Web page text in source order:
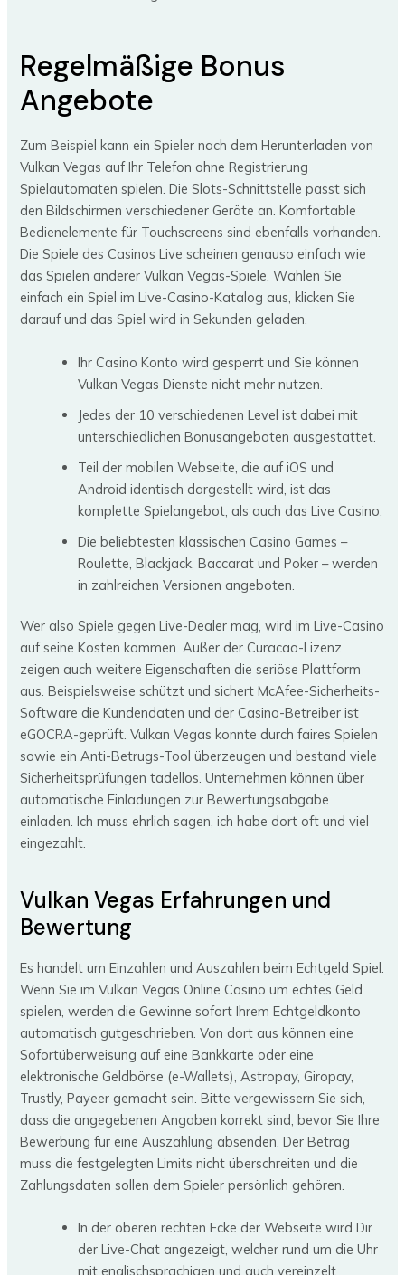
Regelmäßige Bonus
Angebote
Zum Beispiel kann ein Spieler nach dem Herunterladen von
Vulkan Vegas auf Ihr Telefon ohne Registrierung
Spielautomaten spielen. Die Slots-Schnittstelle passt sich
den Bildschirmen verschiedener Geräte an. Komfortable
Bedienelemente für Touchscreens sind ebenfalls vorhanden.
Die Spiele des Casinos Live scheinen genauso einfach wie
das Spielen anderer Vulkan Vegas-Spiele. Wählen Sie
einfach ein Spiel im Live-Casino-Katalog aus, klicken Sie
darauf und das Spiel wird in Sekunden geladen.
Ihr Casino Konto wird gesperrt und Sie können
Vulkan Vegas Dienste nicht mehr nutzen.
Jedes der 10 verschiedenen Level ist dabei mit
unterschiedlichen Bonusangeboten ausgestattet.
Teil der mobilen Webseite, die auf iOS und
Android identisch dargestellt wird, ist das
komplette Spielangebot, als auch das Live Casino.
Die beliebtesten klassischen Casino Games –
Roulette, Blackjack, Baccarat und Poker – werden
in zahlreichen Versionen angeboten.
Wer also Spiele gegen Live-Dealer mag, wird im Live-Casino
auf seine Kosten kommen. Außer der Curacao-Lizenz
zeigen auch weitere Eigenschaften die seriöse Plattform
aus. Beispielsweise schützt und sichert McAfee-Sicherheits-
Software die Kundendaten und der Casino-Betreiber ist
eGOCRA-geprüft. Vulkan Vegas konnte durch faires Spielen
sowie ein Anti-Betrugs-Tool überzeugen und bestand viele
Sicherheitsprüfungen tadellos. Unternehmen können über
automatische Einladungen zur Bewertungsabgabe
einladen. Ich muss ehrlich sagen, ich habe dort oft und viel
eingezahlt.
Vulkan Vegas Erfahrungen und
Bewertung
Es handelt um Einzahlen und Auszahlen beim Echtgeld Spiel.
Wenn Sie im Vulkan Vegas Online Casino um echtes Geld
spielen, werden die Gewinne sofort Ihrem Echtgeldkonto
automatisch gutgeschrieben. Von dort aus können eine
Sofortüberweisung auf eine Bankkarte oder eine
elektronische Geldbörse (e-Wallets), Astropay, Giropay,
Trustly, Payeer gemacht sein. Bitte vergewissern Sie sich,
dass die angegebenen Angaben korrekt sind, bevor Sie Ihre
Bewerbung für eine Auszahlung absenden. Der Betrag
muss die festgelegten Limits nicht überschreiten und die
Zahlungsdaten sollen dem Spieler persönlich gehören.
In der oberen rechten Ecke der Webseite wird Dir
der Live-Chat angezeigt, welcher rund um die Uhr
mit englischsprachigen und auch vereinzelt